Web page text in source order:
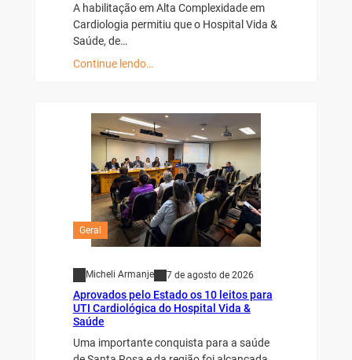
A habilitação em Alta Complexidade em
Cardiologia permitiu que o Hospital Vida &
Saúde, de…
Continue lendo…
Geral
Micheli Armanje 7 de agosto de 2026
Aprovados pelo Estado os 10 leitos para
UTI Cardiológica do Hospital Vida &
Saúde
Uma importante conquista para a saúde